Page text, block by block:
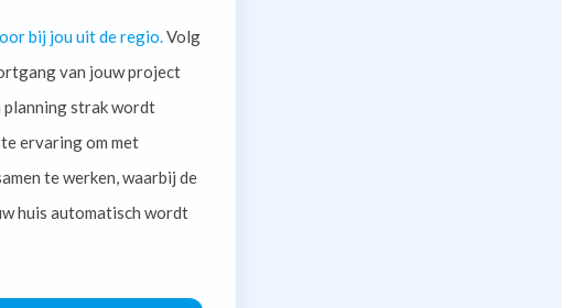
bij jou uit de regio. Volg
van jouw project
planning strak wordt
ervaring om met
te werken, waarbij de
huis automatisch wordt